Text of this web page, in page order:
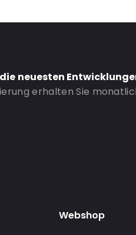
die neuesten
erhalten Sie
Webshop